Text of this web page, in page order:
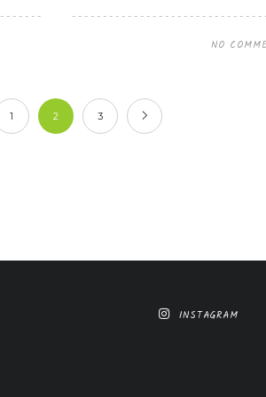
NO
1 2 3
INSTAGRAM